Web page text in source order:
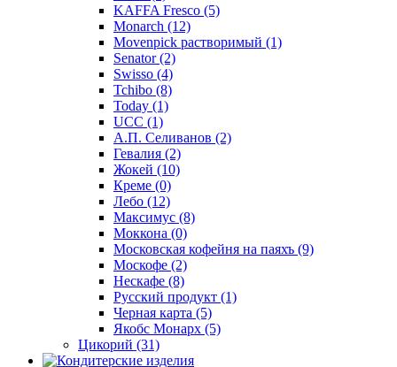
KAFFA Fresco (5)
Monarch (12)
Movenpick растворимый (1)
Senator(2)
Swisso (4)
Tchibo (8)
Today (1)
UCC (1)
А.П. Селиванов (2)
Гевалия (2)
Жокей (10)
Креме (0)
Лебо (12)
Максимус (8)
Моккона (0)
Московская кофейня на паяхъ (9)
Москофе (2)
Нескафе (8)
Русский продукт (1)
Черная карта (5)
Якобс Монарх (5)
Цикорий (31)